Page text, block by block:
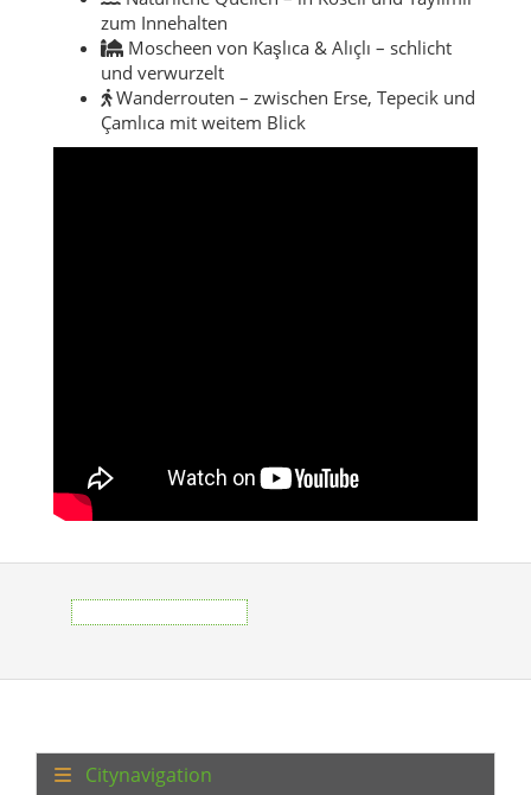
zum Innehalten
Moscheen von Kaşlıca & Alıçlı – schlicht
und verwurzelt
Wanderrouten – zwischen Erse, Tepecik und
Çamlıca mit weitem Blick
Citynavigation